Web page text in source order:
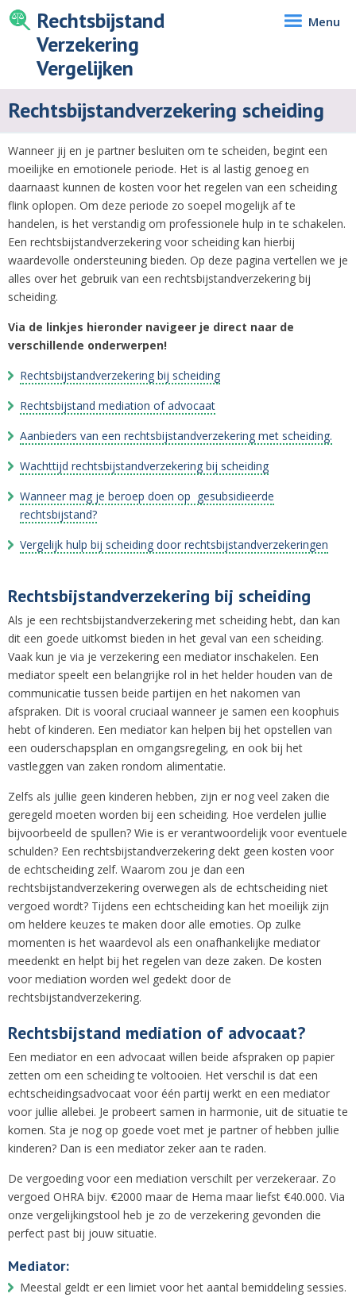
Rechtsbijstand
Verzekering
Vergelijken
Menu
Rechtsbijstandverzekering scheiding
Wanneer jij en je partner besluiten om te scheiden, begint een
moeilijke en emotionele periode. Het is al lastig genoeg en
daarnaast kunnen de kosten voor het regelen van een scheiding
flink oplopen. Om deze periode zo soepel mogelijk af te
handelen, is het verstandig om professionele hulp in te schakelen.
Een rechtsbijstandverzekering voor scheiding kan hierbij
waardevolle ondersteuning bieden. Op deze pagina vertellen we je
alles over het gebruik van een rechtsbijstandverzekering bij
scheiding.
Via de linkjes hieronder navigeer je direct naar de
verschillende onderwerpen!
Rechtsbijstandverzekering bij scheiding
Rechtsbijstand mediation of advocaat
Aanbieders van een rechtsbijstandverzekering met scheiding.
Wachttijd rechtsbijstandverzekering bij scheiding
Wanneer mag je beroep doen op gesubsidieerde
rechtsbijstand?
Vergelijk hulp bij scheiding door rechtsbijstandverzekeringen
Rechtsbijstandverzekering bij scheiding
Als je een rechtsbijstandverzekering met scheiding hebt, dan kan
dit een goede uitkomst bieden in het geval van een scheiding.
Vaak kun je via je verzekering een mediator inschakelen. Een
mediator speelt een belangrijke rol in het helder houden van de
communicatie tussen beide partijen en het nakomen van
afspraken. Dit is vooral cruciaal wanneer je samen een koophuis
hebt of kinderen. Een mediator kan helpen bij het opstellen van
een ouderschapsplan en omgangsregeling, en ook bij het
vastleggen van zaken rondom alimentatie.
Zelfs als jullie geen kinderen hebben, zijn er nog veel zaken die
geregeld moeten worden bij een scheiding. Hoe verdelen jullie
bijvoorbeeld de spullen? Wie is er verantwoordelijk voor eventuele
schulden? Een rechtsbijstandverzekering dekt geen kosten voor
de echtscheiding zelf. Waarom zou je dan een
rechtsbijstandverzekering overwegen als de echtscheiding niet
vergoed wordt? Tijdens een echtscheiding kan het moeilijk zijn
om heldere keuzes te maken door alle emoties. Op zulke
momenten is het waardevol als een onafhankelijke mediator
meedenkt en helpt bij het regelen van deze zaken. De kosten
voor mediation worden wel gedekt door de
rechtsbijstandverzekering.
Rechtsbijstand mediation of advocaat?
Een mediator en een advocaat willen beide afspraken op papier
zetten om een scheiding te voltooien. Het verschil is dat een
echtscheidingsadvocaat voor één partij werkt en een mediator
voor jullie allebei. Je probeert samen in harmonie, uit de situatie te
komen. Sta je nog op goede voet met je partner of hebben jullie
kinderen? Dan is een mediator zeker aan te raden.
De vergoeding voor een mediation verschilt per verzekeraar. Zo
vergoed OHRA bijv. €2000 maar de Hema maar liefst €40.000. Via
onze vergelijkingstool heb je zo de verzekering gevonden die
perfect past bij jouw situatie.
Mediator:
Meestal geldt er een limiet voor het aantal bemiddeling sessies.